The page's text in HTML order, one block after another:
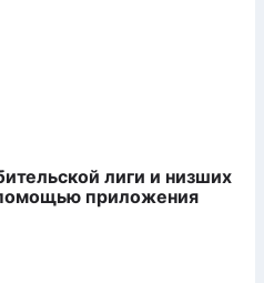
лиги и низших
помощью приложения